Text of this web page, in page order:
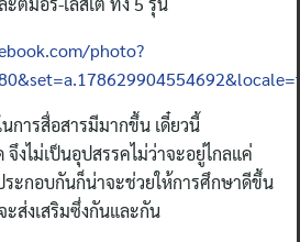
photo?
การสื่อสารมีมากขึ้น เดี๋ยวนี้
จึงไม่เป็นอุปสรรคไม่ว่าจะอยู่ไกลแค่
ระกอบกันก็น่าจะช่วยให้การศึกษาดีขึ้น
ส่งเสริมซึ่งกันและกัน